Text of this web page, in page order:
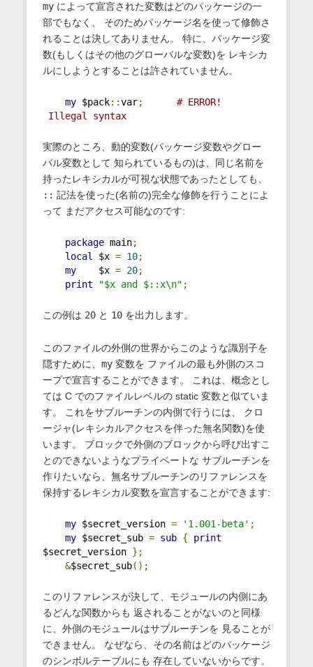
myによって宣言された変数はどのパッケージの一
部でもなく、 そのためパッケージ名を使って修飾さ
れることは決してありません。 特に、パッケージ変
数(もしくはその他のグローバルな変数)を レキシカ
ルにしようとすることは許されていません。
my $pack::var;
# ERROR!
Illegal syntax
実際のところ、動的変数(パッケージ変数やグロー
バル変数として 知られているもの)は、同じ名前を
持ったレキシカルが可視な状態であったとしても、
:: 記法を使った(名前の)完全な修飾を行うことによ
って まだアクセス可能なのです:
package main;
local $x = 10;
my $x = 20;
print
"$x and $::x\n" ;
この例は 20と 10を出力します。
このファイルの外側の世界からこのような識別子を
隠すために、 my変数を ファイルの最も外側のスコ
ープで宣言することができます。 これは、概念とし
ては C でのファイルレベルの static 変数と似ていま
す。 これをサブルーチンの内側で行うには、 クロ
ージャ(レキシカルアクセスを伴った無名関数)を使
います。 ブロックで外側のブロックから呼び出すこ
とのできないようなプライベートな サブルーチンを
作りたいなら、無名サブルーチンのリファレンスを
保持するレキシカル変数を宣言することができます:
my $secret_version = '1.001-beta' ;
my $secret_sub = sub {
print
$secret_version };
&$secret_sub();
このリファレンスが決して、モジュールの内側にあ
るどんな関数からも 返されることがないのと同様
に、外側のモジュールはサブルーチンを 見ることが
できません。 なぜなら、その名前はどのパッケージ
のシンボルテーブルにも 存在していないからです。